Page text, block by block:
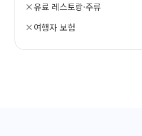
유료 레스토랑·주류
여행자 보험